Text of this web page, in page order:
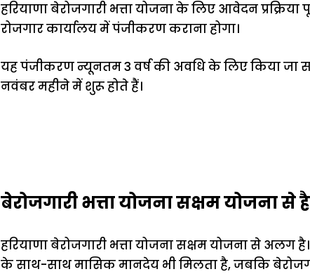
हरियाणा बेरोजगारी भत्ता योजना के लिए आवेदन
रोजगार कार्यालय में पंजीकरण कराना होगा।
यह पंजीकरण न्यूनतम 3 वर्ष की अवधि के लिए किया
नवंबर महीने में शुरू होते हैं।
बेरोजगारी भत्ता योजना सक्षम योजना से
हरियाणा बेरोजगारी भत्ता योजना सक्षम योजना से अलग
के साथ-साथ मासिक मानदेय भी मिलता है, जबकि